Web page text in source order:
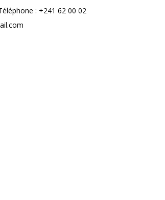
: +241 62 00 02